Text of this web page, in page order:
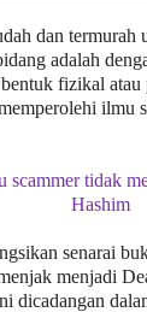
dan termurah
adalah
fizikal atau
ilmu
scammer tidak
Hashim
senarai
menjadi
dicadangan